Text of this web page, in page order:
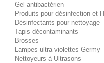
Gel antibactérien
Produits pour désinfection et
Désinfectants pour nettoyage
Tapis décontaminants
Brosses
Lampes ultra-violettes Germy
Nettoyeurs à Ultrasons